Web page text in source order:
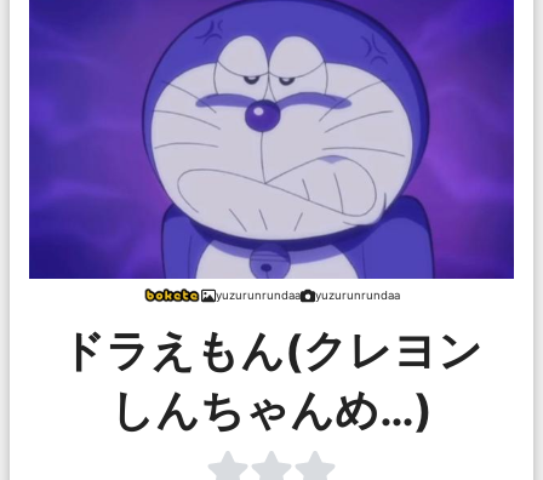
yuzurunrundaa yuzurunrundaa
ドラえもん(クレヨン
しんちゃんめ…)